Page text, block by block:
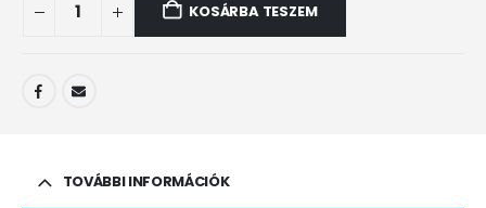
KOSÁRBA TESZEM
TOVÁBBI INFORMÁCIÓK